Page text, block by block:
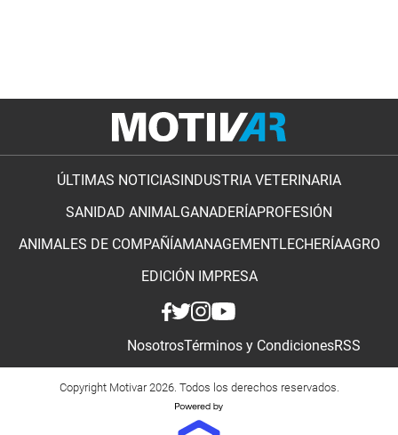
ÚLTIMAS NOTICIAS INDUSTRIA VETERINARIA
SANIDAD ANIMALGANADERÍAPROFESIÓN
ANIMALES DE COMPAÑÍAMANAGEMENTLECHERÍAAGRO
EDICIÓN IMPRESA
NosotrosTérminos y CondicionesRSS
Copyright Motivar 2026. Todos los derechos reservados.